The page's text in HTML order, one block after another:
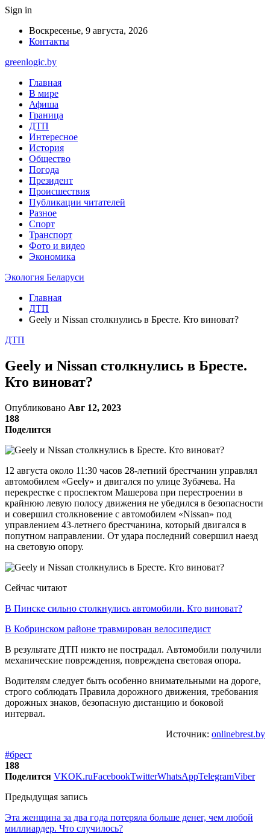
Sign in
Воскресенье, 9 августа, 2026
Контакты
greenlogic.by
Главная
В мире
Афиша
Граница
ДТП
Интересное
История
Общество
Погода
Президент
Происшествия
Публикации читателей
Разное
Спорт
Транспорт
Фото и видео
Экономика
Экология Беларуси
Главная
ДТП
Geely и Nissan столкнулись в Бресте. Кто виноват?
ДТП
Geely и Nissan столкнулись в Бресте.
Кто виноват?
Опубликовано Авг 12, 2023
188
Поделится
12 августа около 11:30 часов 28-летний брестчанин управлял
автомобилем «Geely» и двигался по улице Зубачева. На
перекрестке с проспектом Машерова при перестроении в
крайнюю левую полосу движения не убедился в безопасности
и совершил столкновение с автомобилем «Nissan» под
управлением 43-летнего брестчанина, который двигался в
попутном направлении. От удара последний совершил наезд
на световую опору.
Сейчас читают
В Пинске сильно столкнулись автомобили. Кто виноват?
В Кобринском районе травмирован велосипедист
В результате ДТП никто не пострадал. Автомобили получили
механические повреждения, повреждена световая опора.
Водителям следует быть особенно внимательными на дороге,
строго соблюдать Правила дорожного движения, требования
дорожных знаков, безопасную дистанцию и боковой
интервал.
Источник: onlinebrest.by
#брест
188
Поделится VKOK.ruFacebookTwitterWhatsAppTelegramViber
Предыдущая запись
Эта женщина за два года потеряла больше денег, чем любой
миллиардер. Что случилось?